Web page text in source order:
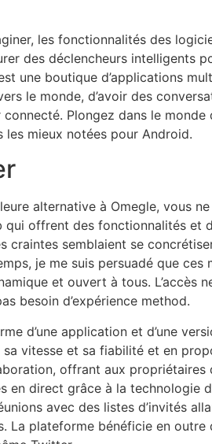
les fonctionnalités des
des déclencheurs intelligents
une boutique d’applications
le monde, d’avoir des
Plongez dans le
les mieux notées pour Android.
alternative à Omegle, vous
qui offrent des fonctionnalités et
craintes semblaient se
je me suis persuadé que
et ouvert à tous. L’accès
besoin d’expérience method.
d’une application et d’une
vitesse et sa fiabilité et en
offrant aux propriétaires
en direct grâce à la technologie
avec des listes d’invités
La plateforme bénéficie en